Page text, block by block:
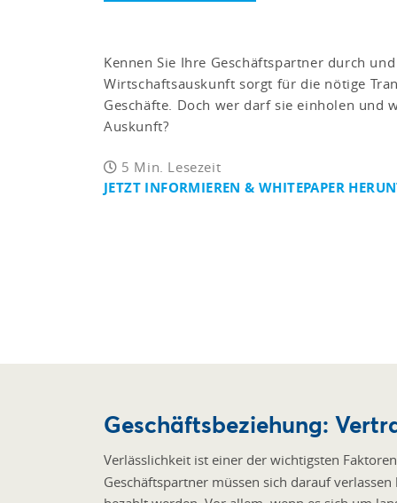
Kennen Sie Ihre Geschäftspartner durch
Wirtschaftsauskunft sorgt für die nötige
Geschäfte. Doch wer darf sie einholen und
Auskunft?
5 Min. Lesezeit
JETZT INFORMIEREN & WHITEPAPER
Geschäftsbeziehung:
Verlässlichkeit ist einer der wichtigsten
Geschäftspartner müssen sich darauf